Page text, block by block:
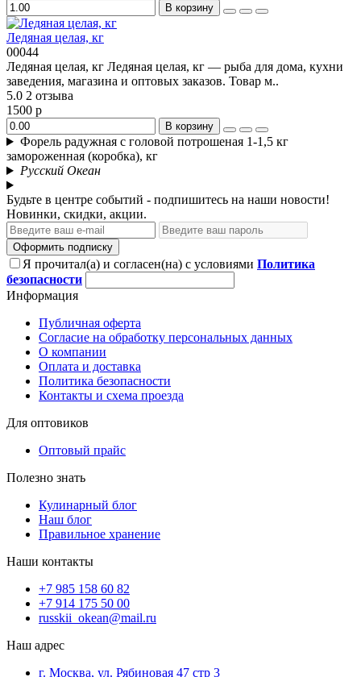
В корзину
Ледяная целая, кг
00044
Ледяная целая, кг Ледяная целая, кг — рыба для дома, кухни
заведения, магазина и оптовых заказов. Товар м..
5.0 2 отзыва
1500 р
В корзину
Форель радужная с головой потрошеная 1-1,5 кг
замороженная (коробка), кг
Русский Океан
Будьте в центре событий - подпишитесь на наши новости!
Новинки, скидки, акции.
Оформить подписку
Я прочитал(а) и согласен(на) с условиями Политика
безопасности
Информация
Публичная оферта
Согласие на обработку персональных данных
О компании
Оплата и доставка
Политика безопасности
Контакты и схема проезда
Для оптовиков
Оптовый прайс
Полезно знать
Кулинарный блог
Наш блог
Правильное хранение
Наши контакты
+7 985 158 60 82
+7 914 175 50 00
russkii_okean@mail.ru
Наш адрес
г. Москва, ул. Рябиновая 47 стр 3